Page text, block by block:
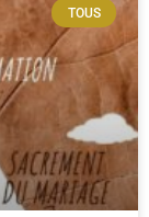
TOUS